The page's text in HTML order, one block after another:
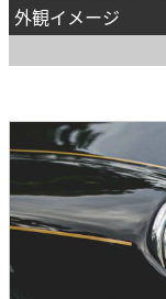
外観イメージ